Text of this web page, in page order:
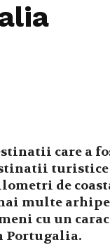
care a
turistice
de
multe
cu un
Portugalia.